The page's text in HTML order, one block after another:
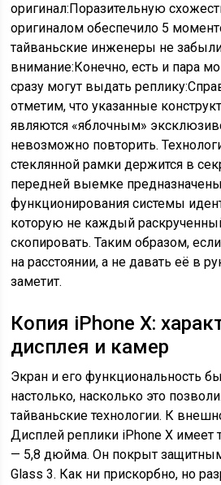
оригинал:Поразительную
оригиналом обеспечило 5
тайваньские инженеры не
внимание:Конечно, есть и пара
сразу могут выдать
отметим, что указанные
являются «яблочным»
невозможно повторить.
стеклянной рамки держится в
передней выемке
функционирования системы
которую не каждый
скопировать. Таким образом,
на расстоянии, а не давать её в
заметит.
Копия iPhone X:
дисплея и камер
Экран и его функциональность
настолько, насколько это
тайваньские технологии. К
Дисплей реплики iPhone X имеет
— 5,8 дюйма. Он покрыт
Glass 3. Как ни прискорбно, но